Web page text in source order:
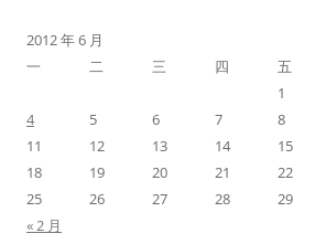
2012 年 6 月
一
二 三 四 五
1
4
5 6 7 8
11
12 13 14 15
18
19 20 21 22
25
26 27 28 29
« 2 月